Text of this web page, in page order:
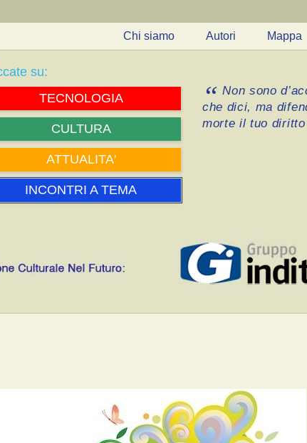
Chi siamo Autori Mappa
su:
TECNOLOGIA
CULTURA
ATTUALITA'
INCONTRI A TEMA
Non sono
che dici, ma
morte il tuo